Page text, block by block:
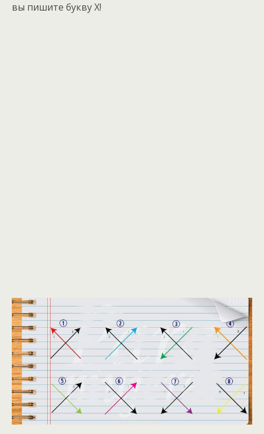
вы пишите букву Х!